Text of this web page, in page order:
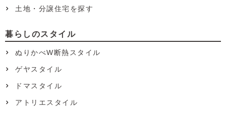
土地・分譲住宅を探す
暮らしのスタイル
ぬりかべW断熱スタイル
ゲヤスタイル
ドマスタイル
アトリエスタイル